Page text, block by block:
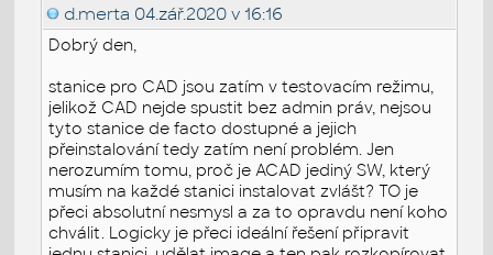
d.merta 04.zář.2020 v 16:16
Dobrý den,
stanice pro CAD jsou zatím v testovacím režimu,
jelikož CAD nejde spustit bez admin práv, nejsou
tyto stanice de facto dostupné a jejich
přeinstalování tedy zatím není problém. Jen
nerozumím tomu, proč je ACAD jediný SW, který
musím na každé stanici instalovat zvlášt? TO je
přeci absolutní nesmysl a za to opravdu není koho
chválit. Logicky je přeci ideální řešení připravit